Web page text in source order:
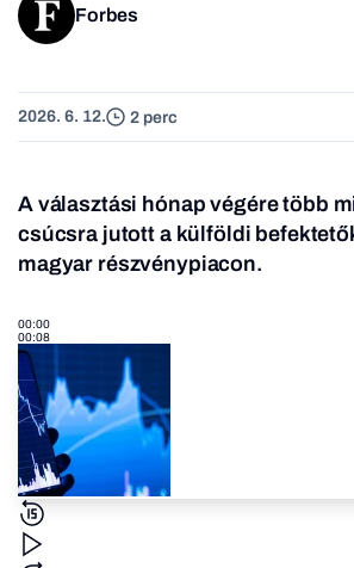
Forbes
2026. 6. 12. 2 perc
A választási hónap végére több
csúcsra jutott a külföldi
magyar részvénypiacon.
00:00
00:08